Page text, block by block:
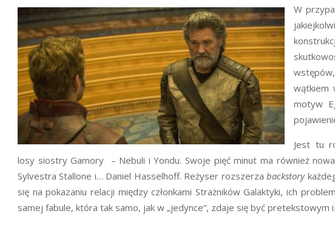
W
wątkiem
motyw
Jest tu
losy siostry Gamory – Nebuli i Yondu. Swoje pięć minut ma również
Sylvestra Stallone i… Daniel Hasselhoff. Reżyser rozszerza backstory
się na pokazaniu relacji między członkami Strażników Galaktyki, ich
samej fabule, która tak samo, jak w „jedynce”, zdaje się być pretekstowym